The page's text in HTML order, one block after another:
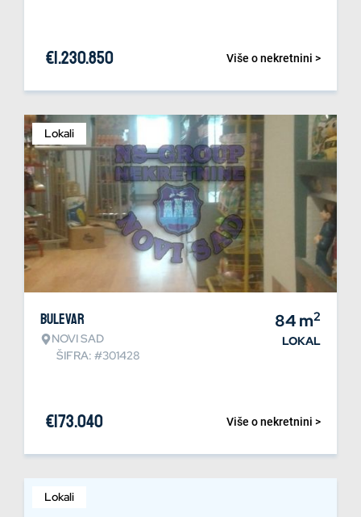
Više o nekretnini >
€1.230.850
Lokali
Bulevar
NOVI SAD
ŠIFRA: #301428
84m2
LOKAL
Više o nekretnini >
€173.040
Lokali